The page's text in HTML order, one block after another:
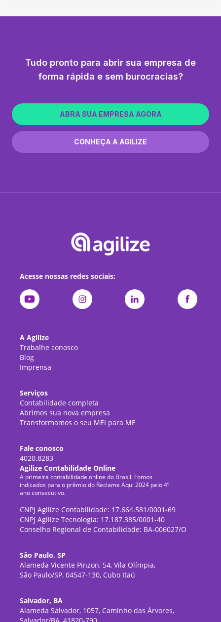
Tudo pronto para abrir sua empresa de
forma rápida e sem burocracias?
ABRA SUA EMPRESA AGORA
CONHEÇA A AGILIZE
Acesse nossas redes sociais:
A Agilize
Trabalhe conosco
Blog
Imprensa
Serviços
Contabilidade completa
Abrimos sua nova empresa
Transformamos o seu MEI para ME
Fale conosco
4020.8283
Agilize Contabilidade Online
A primeira contabilidade online do Brasil. Fomos
indicados para o prêmio do Reclame Aqui 2024 pelo 4º
ano consecutivo.
CNPJ Agilize Contabilidade: 17.664.581/0001-69
CNPJ Agilize Tecnologia: 17.187.385/0001-40
Conselho Regional de Contabilidade: BA-006027/O
São Paulo, SP
Alameda Vicente Pinzon, 54, Vila Olímpia,
São Paulo/SP, 04547-130, Cubo Itaú
Salvador, BA
Alameda Salvador, 1057, Caminho das Árvores,